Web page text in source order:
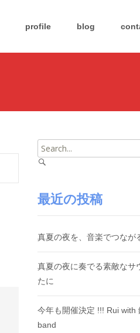
profile blog
Search
for:
最近の投稿
真夏の夜を、音楽でつなが
真夏の夜に奏でる素敵なサ
たに
今年も開催決定 !!! Rui with
band